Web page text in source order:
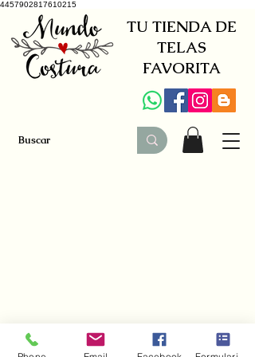
4457902817610215
TU TIENDA DE
TELAS
FAVORITA
+34 941579600 +34 650030142